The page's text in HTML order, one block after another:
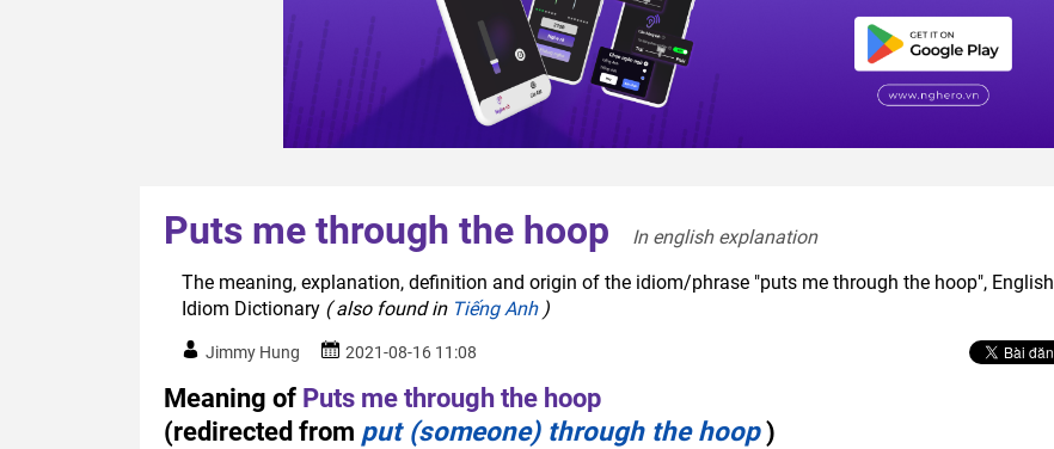
Puts me through the hoop
In english explanation
The meaning, explanation, definition and origin of the idiom/phrase "puts me through the hoop", English
Idiom Dictionary ( also found in Tiếng Anh)
Jimmy Hung 2021-08-16 11:08
Meaning of Puts me through the hoop
(redirected from put (someone) through the hoop)